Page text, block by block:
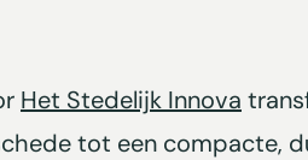
Het Stedelijk Innova
tot een compacte,